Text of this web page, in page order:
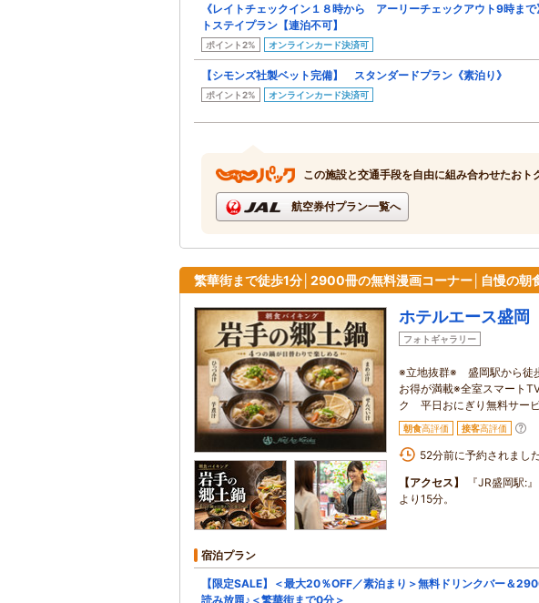
《レイトチェックイン１８時から アーリーチェックアウト9時まで
トステイプラン【連泊不可】
ポイント2% オンラインカード決済可
【シモンズ社製ベット完備】 スタンダードプラン《素泊り》
ポイント2% オンラインカード決済可
この施設と交通手段を自由に組み合わせたおト
航空券付プラン一覧へ
繁華街まで徒歩1分│2900冊の無料漫画コーナー│自慢の朝
ホテルエース盛岡
フォトギャラリー
※立地抜群※ 盛岡駅から徒
お得が満載※全室スマート
ク 平日おにぎり無料サー
朝食高評価 接客高評価
52分前に予約されまし
【アクセス】
『JR盛岡駅:
より15分。
宿泊プラン
【限定SALE】＜最大20％OFF／素泊まり＞無料ドリンクバー＆
読み放題♪＜繁華街まで0分＞